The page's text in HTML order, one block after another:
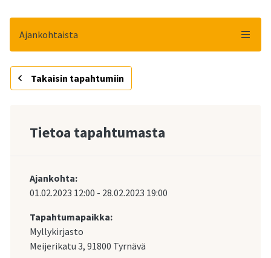
Ajankohtaista
Takaisin tapahtumiin
Tietoa tapahtumasta
Ajankohta:
01.02.2023 12:00 - 28.02.2023 19:00
Tapahtumapaikka:
Myllykirjasto
Meijerikatu 3, 91800 Tyrnävä